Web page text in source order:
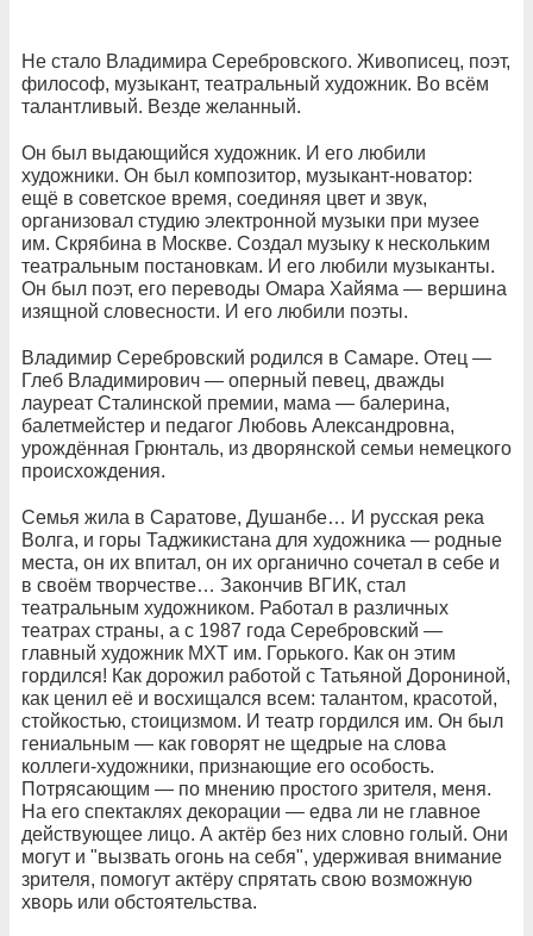
Не стало Владимира Серебровского. Живописец, поэт,
философ, музыкант, театральный художник. Во всём
талантливый. Везде желанный.
Он был выдающийся художник. И его любили
художники. Он был композитор, музыкант-новатор:
ещё в советское время, соединяя цвет и звук,
организовал студию электронной музыки при музее
им. Скрябина в Москве. Создал музыку к нескольким
театральным постановкам. И его любили музыканты.
Он был поэт, его переводы Омара Хайяма — вершина
изящной словесности. И его любили поэты.
Владимир Серебровский родился в Самаре. Отец —
Глеб Владимирович — оперный певец, дважды
лауреат Сталинской премии, мама — балерина,
балетмейстер и педагог Любовь Александровна,
урождённая Грюнталь, из дворянской семьи немецкого
происхождения.
Семья жила в Саратове, Душанбе… И русская река
Волга, и горы Таджикистана для художника — родные
места, он их впитал, он их органично сочетал в себе и
в своём творчестве… Закончив ВГИК, стал
театральным художником. Работал в различных
театрах страны, а с 1987 года Серебровский —
главный художник МХТ им. Горького. Как он этим
гордился! Как дорожил работой с Татьяной Дорониной,
как ценил её и восхищался всем: талантом, красотой,
стойкостью, стоицизмом. И театр гордился им. Он был
гениальным — как говорят не щедрые на слова
коллеги-художники, признающие его особость.
Потрясающим — по мнению простого зрителя, меня.
На его спектаклях декорации — едва ли не главное
действующее лицо. А актёр без них словно голый. Они
могут и "вызвать огонь на себя", удерживая внимание
зрителя, помогут актёру спрятать свою возможную
хворь или обстоятельства.